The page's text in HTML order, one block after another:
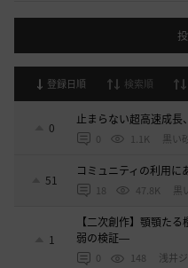
登録日順 検索順
0
止まらない超高速成長
0 1.1K 黒い
51
コミュニティの利用に
18 47.8K 黒
1
【二次創作】顎顎た
弱の検証―
0 148 浅井